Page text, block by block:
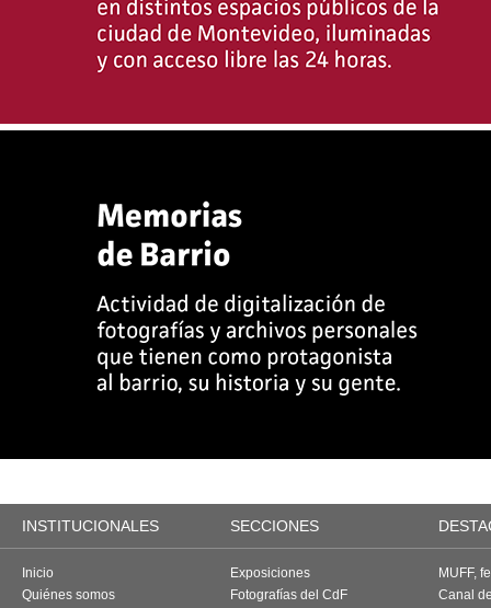
INSTITUCIONALES SECCIONES
Inicio
Quiénes somos
Exposiciones
Fotografías del CdF
MUFF,
Canal